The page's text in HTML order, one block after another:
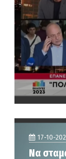
17-10-
Να